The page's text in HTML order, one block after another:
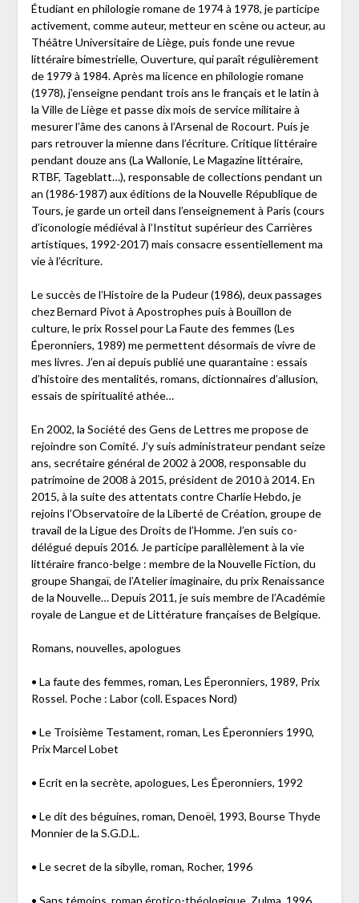
Étudiant en philologie romane de 1974 à 1978, je participe
activement, comme auteur, metteur en scène ou acteur, au
Théâtre Universitaire de Liège, puis fonde une revue
littéraire bimestrielle, Ouverture, qui paraît régulièrement
de 1979 à 1984. Après ma licence en philologie romane
(1978), j’enseigne pendant trois ans le français et le latin à
la Ville de Liège et passe dix mois de service militaire à
mesurer l’âme des canons à l’Arsenal de Rocourt. Puis je
pars retrouver la mienne dans l’écriture. Critique littéraire
pendant douze ans (La Wallonie, Le Magazine littéraire,
RTBF, Tageblatt…), responsable de collections pendant un
an (1986-1987) aux éditions de la Nouvelle République de
Tours, je garde un orteil dans l’enseignement à Paris (cours
d’iconologie médiéval à l’Institut supérieur des Carrières
artistiques, 1992-2017) mais consacre essentiellement ma
vie à l’écriture.
Le succès de l’Histoire de la Pudeur (1986), deux passages
chez Bernard Pivot à Apostrophes puis à Bouillon de
culture, le prix Rossel pour La Faute des femmes (Les
Éperonniers, 1989) me permettent désormais de vivre de
mes livres. J’en ai depuis publié une quarantaine : essais
d’histoire des mentalités, romans, dictionnaires d’allusion,
essais de spiritualité athée…
En 2002, la Société des Gens de Lettres me propose de
rejoindre son Comité. J’y suis administrateur pendant seize
ans, secrétaire général de 2002 à 2008, responsable du
patrimoine de 2008 à 2015, président de 2010 à 2014. En
2015, à la suite des attentats contre Charlie Hebdo, je
rejoins l’Observatoire de la Liberté de Création, groupe de
travail de la Ligue des Droits de l’Homme. J’en suis co-
délégué depuis 2016. Je participe parallèlement à la vie
littéraire franco-belge : membre de la Nouvelle Fiction, du
groupe Shangaï, de l’Atelier imaginaire, du prix Renaissance
de la Nouvelle… Depuis 2011, je suis membre de l’Académie
royale de Langue et de Littérature françaises de Belgique.
Romans, nouvelles, apologues
• La faute des femmes, roman, Les Éperonniers, 1989, Prix
Rossel. Poche : Labor (coll. Espaces Nord)
• Le Troisième Testament, roman, Les Éperonniers 1990,
Prix Marcel Lobet
• Ecrit en la secrète, apologues, Les Éperonniers, 1992
• Le dit des béguines, roman, Denoël, 1993, Bourse Thyde
Monnier de la S.G.D.L.
• Le secret de la sibylle, roman, Rocher, 1996
• Sans témoins, roman érotico-théologique, Zulma, 1996